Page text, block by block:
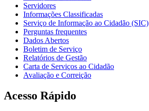
Servidores
Informações Classificadas
Serviço de Informação ao Cidadão (SIC)
Perguntas frequentes
Dados Abertos
Boletim de Serviço
Relatórios de Gestão
Carta de Serviços ao Cidadão
Avaliação e Correição
Acesso Rápido